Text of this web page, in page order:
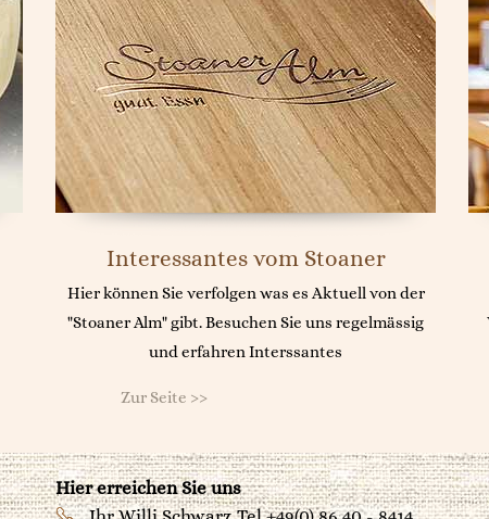
Interessantes vom Stoaner
Hier können Sie verfolgen was es Aktuell von der
"Stoaner Alm" gibt. Besuchen Sie uns regelmässig
und erfahren Interssantes
Zur Seite >>
Hier erreichen Sie uns